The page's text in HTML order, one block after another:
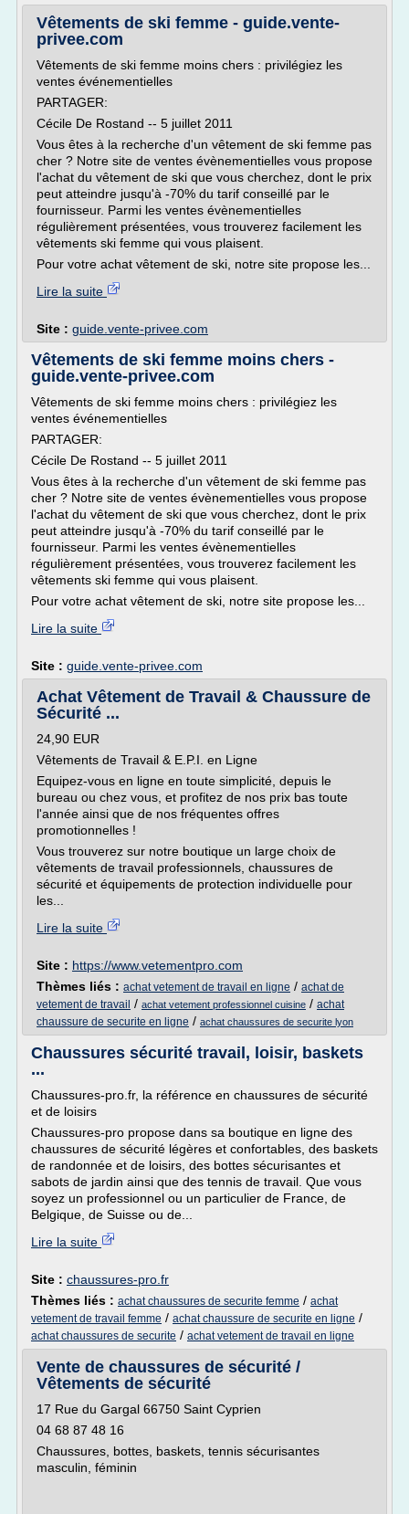
Vêtements de ski femme - guide.vente-
privee.com
Vêtements de ski femme moins chers : privilégiez les
ventes événementielles
PARTAGER:
Cécile De Rostand -- 5 juillet 2011
Vous êtes à la recherche d'un vêtement de ski femme pas
cher ? Notre site de ventes évènementielles vous propose
l'achat du vêtement de ski que vous cherchez, dont le prix
peut atteindre jusqu'à -70% du tarif conseillé par le
fournisseur. Parmi les ventes évènementielles
régulièrement présentées, vous trouverez facilement les
vêtements ski femme qui vous plaisent.
Pour votre achat vêtement de ski, notre site propose les...
Lire la suite
Site : guide.vente-privee.com
Vêtements de ski femme moins chers -
guide.vente-privee.com
Vêtements de ski femme moins chers : privilégiez les
ventes événementielles
PARTAGER:
Cécile De Rostand -- 5 juillet 2011
Vous êtes à la recherche d'un vêtement de ski femme pas
cher ? Notre site de ventes évènementielles vous propose
l'achat du vêtement de ski que vous cherchez, dont le prix
peut atteindre jusqu'à -70% du tarif conseillé par le
fournisseur. Parmi les ventes évènementielles
régulièrement présentées, vous trouverez facilement les
vêtements ski femme qui vous plaisent.
Pour votre achat vêtement de ski, notre site propose les...
Lire la suite
Site : guide.vente-privee.com
Achat Vêtement de Travail & Chaussure de
Sécurité ...
24,90 EUR
Vêtements de Travail & E.P.I. en Ligne
Equipez-vous en ligne en toute simplicité, depuis le
bureau ou chez vous, et profitez de nos prix bas toute
l'année ainsi que de nos fréquentes offres
promotionnelles !
Vous trouverez sur notre boutique un large choix de
vêtements de travail professionnels, chaussures de
sécurité et équipements de protection individuelle pour
les...
Lire la suite
Site : https://www.vetementpro.com
Thèmes liés : achat vetement de travail en ligne / achat de
vetement de travail / achat vetement professionnel cuisine / achat
chaussure de securite en ligne / achat chaussures de securite lyon
Chaussures sécurité travail, loisir, baskets
...
Chaussures-pro.fr, la référence en chaussures de sécurité
et de loisirs
Chaussures-pro propose dans sa boutique en ligne des
chaussures de sécurité légères et confortables, des baskets
de randonnée et de loisirs, des bottes sécurisantes et
sabots de jardin ainsi que des tennis de travail. Que vous
soyez un professionnel ou un particulier de France, de
Belgique, de Suisse ou de...
Lire la suite
Site : chaussures-pro.fr
Thèmes liés : achat chaussures de securite femme / achat
vetement de travail femme / achat chaussure de securite en ligne /
achat chaussures de securite / achat vetement de travail en ligne
Vente de chaussures de sécurité /
Vêtements de sécurité
17 Rue du Gargal 66750 Saint Cyprien
04 68 87 48 16
Chaussures, bottes, baskets, tennis sécurisantes
masculin, féminin